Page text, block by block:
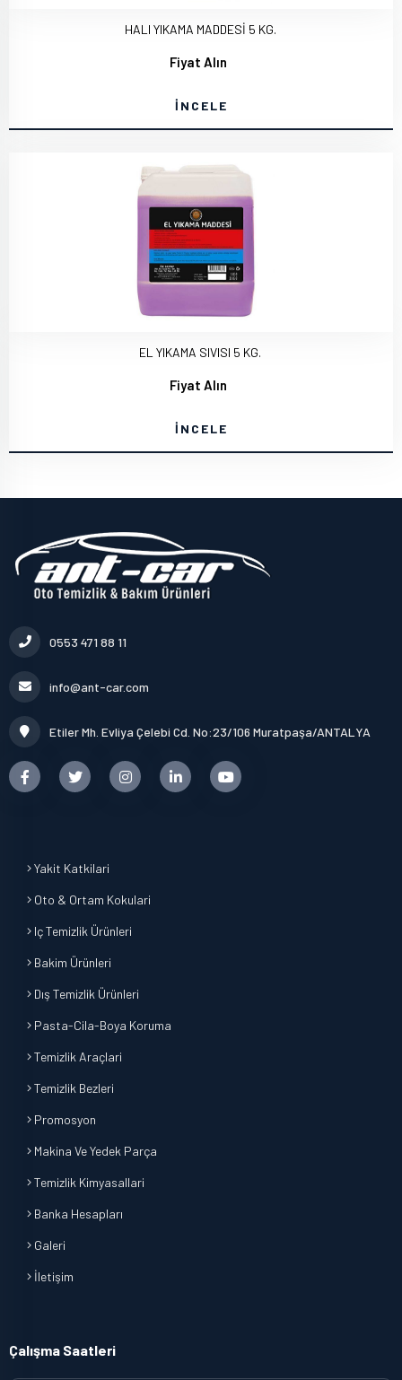
HALI YIKAMA MADDESİ 5 KG.
Fiyat Alın
İNCELE
EL YIKAMA SIVISI 5 KG.
Fiyat Alın
İNCELE
0553 471 88 11
info@ant-car.com
Etiler Mh. Evliya Çelebi Cd. No:23/106 Muratpaşa/ANTALYA
Yakit Katkilari
Oto & Ortam Kokulari
Iç Temizlik Ürünleri
Bakim Ürünleri
Dış Temizlik Ürünleri
Pasta-Cila-Boya Koruma
Temizlik Araçlari
Temizlik Bezleri
Promosyon
Makina Ve Yedek Parça
Temizlik Kimyasallari
Banka Hesapları
Galeri
İletişim
Çalışma Saatleri